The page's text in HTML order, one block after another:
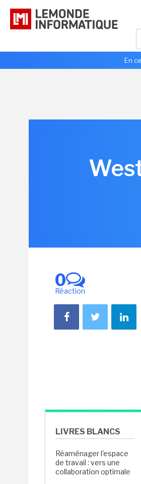
En
0
Réaction
LIVRES BLANCS
Réaménager l'espace
de travail : vers une
collaboration optimale